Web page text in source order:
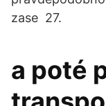
zase 27.
a poté